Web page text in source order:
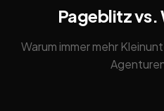
Pageblitz vs.
Warum immer mehr